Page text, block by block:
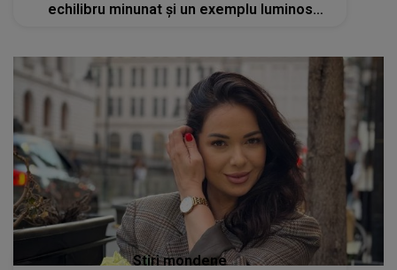
echilibru minunat și un exemplu luminos
Stiri mondene